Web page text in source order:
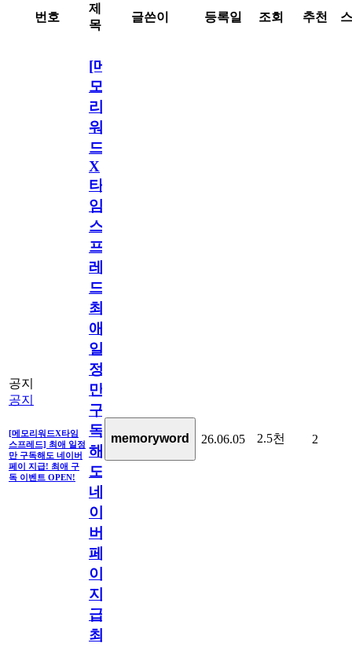
번호
제
목
글쓴이 등록일 조회 추천
공지
공지
[메모리워드X타임
스프레드] 최애 일정
만 구독해도 네이버
페이 지급! 최애 구
독 이벤트 OPEN!
[메
모
리
워
드
X
타
임
스
프
레
드]
최
애
일
정
만
구
독
해
도
네
이
버
페
이
지
급!
최
memoryword 26.06.05 2.5천 2